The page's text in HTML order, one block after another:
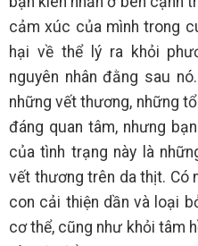
cảm xúc của mình trong
hại về thể lý ra khỏi
nguyên nhân đằng sau
những vết thương, những
đáng quan tâm, nhưng
của tình trạng này là
vết thương trên da thịt. Có
con cải thiện dần và loại
cơ thể, cũng như khỏi tâm